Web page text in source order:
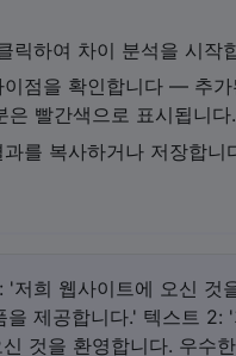
릭하여 차이 분석을 시작
이점을 확인합니다 — 추
은 빨간색으로 표시됩니다.
를 복사하거나 저장합니
'저희 웹사이트에 오신 것
을 제공합니다.' 텍스트 2:
것을 환영합니다. 우수